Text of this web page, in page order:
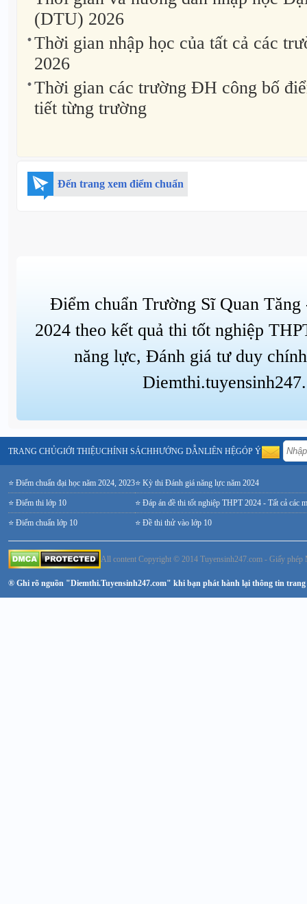
(DTU) 2026
Thời gian nhập học của tất cả các
2026
Thời gian các trường ĐH công bố
tiết từng trường
Đến trang xem điểm chuẩn
Điểm chuẩn Trường Sĩ Quan
2024 theo kết quả thi tốt nghiệp
năng lực, Đánh giá tư duy
TRANG CHỦGIỚI THIỆUCHÍNH SÁCHHƯỚNG DẪNLIÊN HỆGÓP Ý
⭐ Điểm chuẩn đại học năm 2024, 2023
⭐ Điểm thi lớp 10
⭐ Điểm chuẩn lớp 10
⭐ Kỳ thi Đánh giá năng lực năm 2024
⭐ Đáp án đề thi tốt nghiệp THPT 2024 - Tất cả các
⭐ Đề thi thử vào lớp 10
All content Copyright © 2014 Tuyensinh247.com - Giấy
® Ghi rõ nguồn "Diemthi.Tuyensinh247.com" khi bạn phát hành lại thông tin trang